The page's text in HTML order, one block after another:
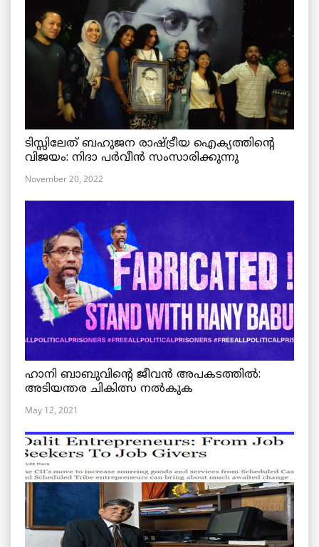
ടിസ്സിലേത് ബഹുജന രാഷ്ട്രീയ ഐക്യത്തിന്റെ
വിജയം: നിദാ പർവീൻ സംസാരിക്കുന്നു
November 20, 2022
ഹാനി ബാബുവിന്റെ ജീവൻ അപകടത്തിൽ:
അടിയന്തര ചികിത്സ നൽകുക
May 12, 2021